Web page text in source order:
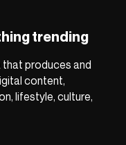
trending
that produces and
content,
lifestyle, culture,